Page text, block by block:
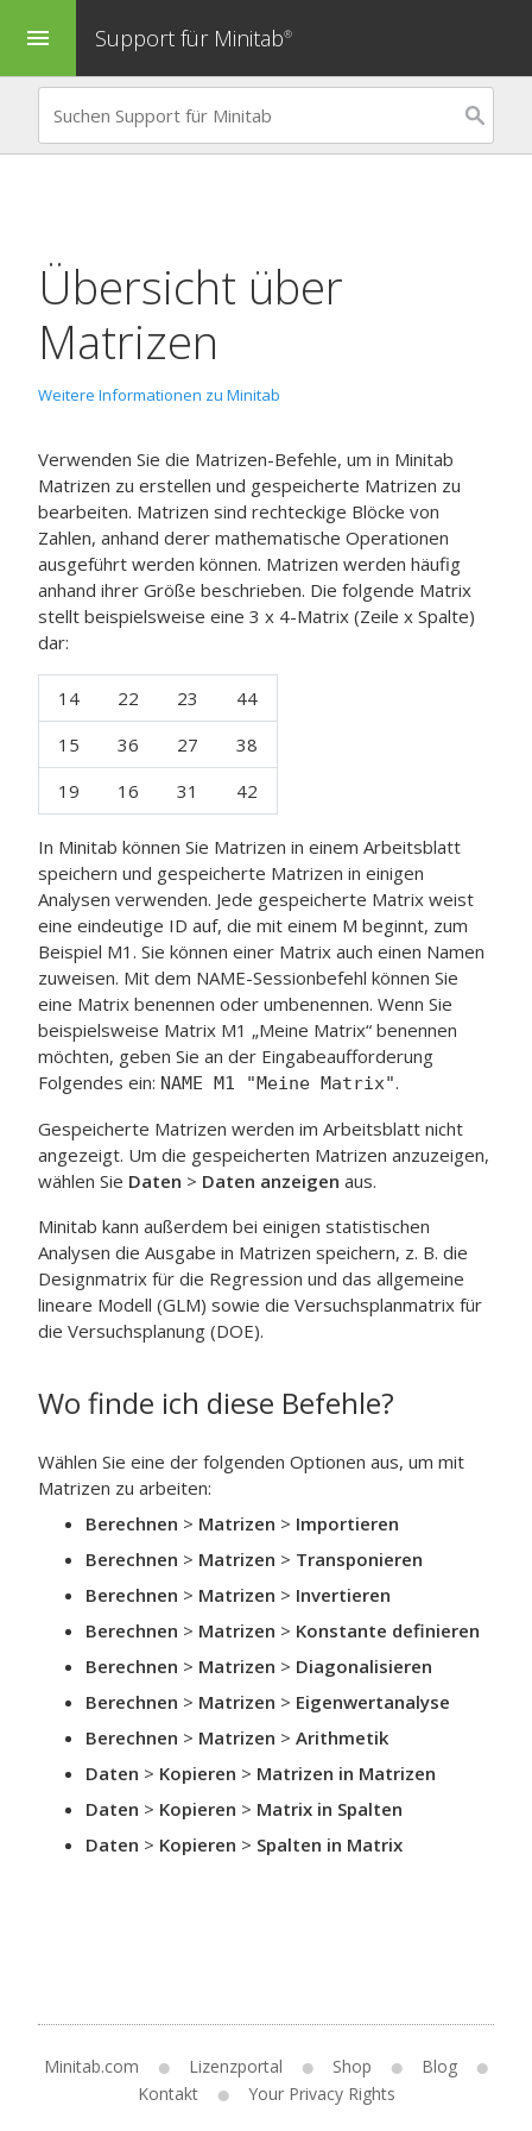
menu Support für Minitab®
Übersicht über
Matrizen
Weitere Informationen zu Minitab
Verwenden Sie die Matrizen-Befehle, um in Minitab
Matrizen zu erstellen und gespeicherte Matrizen zu
bearbeiten. Matrizen sind rechteckige Blöcke von
Zahlen, anhand derer mathematische Operationen
ausgeführt werden können. Matrizen werden häufig
anhand ihrer Größe beschrieben. Die folgende Matrix
stellt beispielsweise eine 3 x 4-Matrix (Zeile x Spalte)
dar:
14 22 23
44
15
36 27
38
19
16 31 42
In Minitab können Sie Matrizen in einem Arbeitsblatt
speichern und gespeicherte Matrizen in einigen
Analysen verwenden. Jede gespeicherte Matrix weist
eine eindeutige ID auf, die mit einem M beginnt, zum
Beispiel M1. Sie können einer Matrix auch einen Namen
zuweisen. Mit dem NAME-Sessionbefehl können Sie
eine Matrix benennen oder umbenennen. Wenn Sie
beispielsweise Matrix M1 „Meine Matrix“ benennen
möchten, geben Sie an der Eingabeaufforderung
Folgendes ein: NAME M1 "Meine Matrix".
Gespeicherte Matrizen werden im Arbeitsblatt nicht
angezeigt. Um die gespeicherten Matrizen anzuzeigen,
wählen Sie Daten > Daten anzeigen aus.
Minitab kann außerdem bei einigen statistischen
Analysen die Ausgabe in Matrizen speichern, z. B. die
Designmatrix für die Regression und das allgemeine
lineare Modell (GLM) sowie die Versuchsplanmatrix für
die Versuchsplanung (DOE).
Wo finde ich diese Befehle?
Wählen Sie eine der folgenden Optionen aus, um mit
Matrizen zu arbeiten:
Berechnen > Matrizen > Importieren
Berechnen > Matrizen > Transponieren
Berechnen > Matrizen > Invertieren
Berechnen > Matrizen > Konstante definieren
Berechnen > Matrizen > Diagonalisieren
Berechnen > Matrizen > Eigenwertanalyse
Berechnen > Matrizen > Arithmetik
Daten > Kopieren > Matrizen in Matrizen
Daten > Kopieren > Matrix in Spalten
Daten > Kopieren > Spalten in Matrix
Minitab.com Lizenzportal Shop
Blog
Kontakt
Your Privacy Rights